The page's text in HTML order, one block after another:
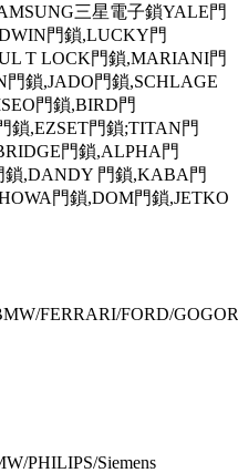
三星電子鎖YALE門
門鎖,LUCKY門
T LOCK門鎖,MARIANI門
鎖,JADO門鎖,SCHLAGE
門鎖,BIRD門
鎖,EZSET門鎖;TITAN門
門鎖,ALPHA門
鎖,DANDY 門鎖,KABA門
門鎖,DOM門鎖,JETKO
FERRARI/FORD/
PHILIPS/Siemens